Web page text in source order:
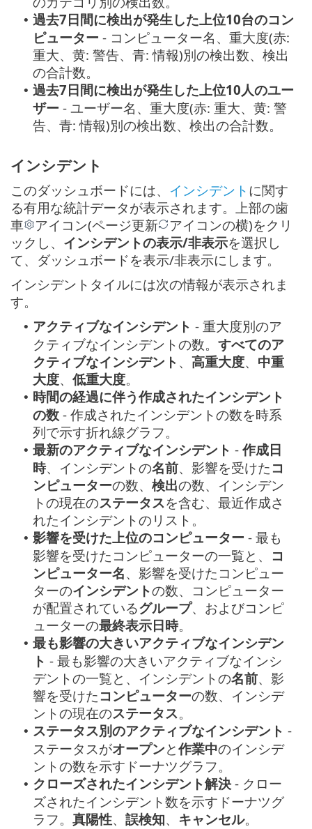
• 過去7日間に検出が発生した上位10台のコン
ピューター - コンピューター名、重大度(赤:
重大、黄: 警告、青: 情報)別の検出数、検出
の合計数。
• 過去7日間に検出が発生した上位10人のユー
ザー - ユーザー名、重大度(赤: 重大、黄: 警
告、青: 情報)別の検出数、検出の合計数。
インシデント
このダッシュボードには、 インシデント に関す
る有用な統計データが表示されます。上部の歯
車
アイコン(ページ更新
アイコンの横)をクリ
ックし、 インシデントの表示/非表示を選択し
て、ダッシュボードを表示/非表示にします。
インシデントタイルには次の情報が表示されま
す。
• アクティブなインシデント - 重大度別のア
クティブなインシデントの数。 すべてのア
クティブなインシデント 、 高重大度、 中重
大度、 低重大度。
• 時間の経過に伴う作成されたインシデント
の数 - 作成されたインシデントの数を時系
列で示す折れ線グラフ。
• 最新のアクティブなインシデント - 作成日
時、インシデントの名前、影響を受けたコ
ンピューターの数、 検出の数、インシデン
トの現在のステータスを含む、最近作成さ
れたインシデントのリスト。
• 影響を受けた上位のコンピューター - 最も
影響を受けたコンピューターの一覧と、 コ
ンピューター名、影響を受けたコンピュー
ターのインシデントの数、コンピューター
が配置されているグループ、およびコンピ
ューターの最終表示日時。
• 最も影響の大きいアクティブなインシデン
ト - 最も影響の大きいアクティブなインシ
デントの一覧と、インシデントの名前、影
響を受けたコンピューターの数、インシデ
ントの現在のステータス。
• ステータス別のアクティブなインシデント -
ステータスがオープンと作業中のインシデ
ントの数を示すドーナツグラフ。
• クローズされたインシデント解決 - クロー
ズされたインシデント数を示すドーナツグ
ラフ。 真陽性、 誤検知、 キャンセル。